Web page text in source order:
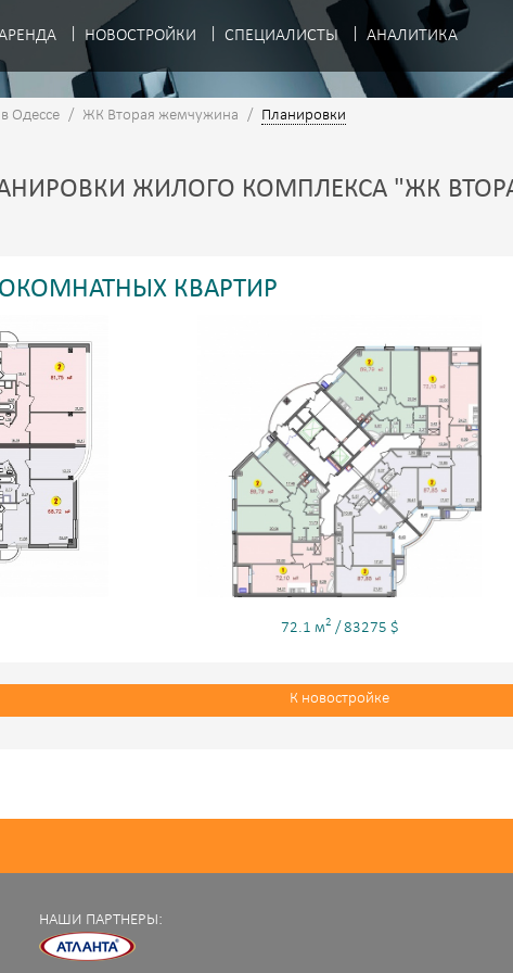
НОВОСТРОЙКИ СПЕЦИАЛИСТЫ АНАЛИТИКА
Одессе / ЖК Вторая жемчужина / Планировки
ЖИЛОГО КОМПЛЕКСА "ЖК
КВАРТИР
72.1 м2 / 83275 $
К новостройке
НАШИ ПАРТНЕРЫ: